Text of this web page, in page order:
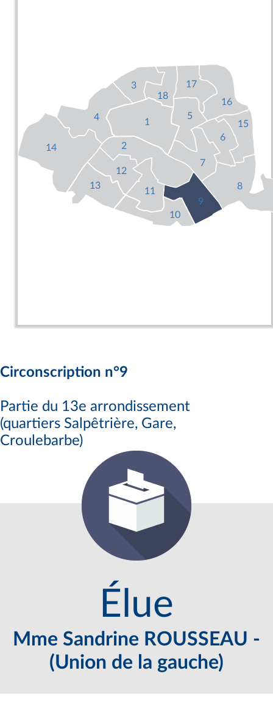
1
2
3
4 5
6
7
8
9
10
11
12
13
14
15
16
17
18
Circonscription n°9
Partie du 13e arrondissement
(quartiers Salpêtrière, Gare,
Croulebarbe)
Élue
Mme Sandrine ROUSSEAU -
(Union de la gauche)